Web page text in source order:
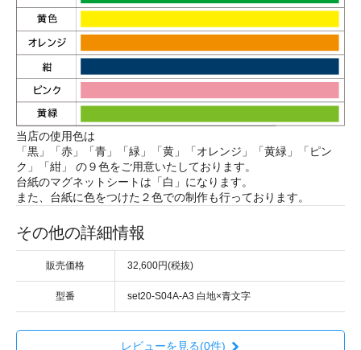
当店の使用色は
「黒」「赤」「青」「緑」「黄」「オレンジ」「黄緑」「ピン
ク」「紺」 の９色をご用意いたしております。
台紙のマグネットシートは「白」になります。
また、台紙に色をつけた２色での制作も行っております。
その他の詳細情報
販売価格 32,600円(税抜)
型番 set20-S04A-A3 白地×青文字
レビューを見る(0件)